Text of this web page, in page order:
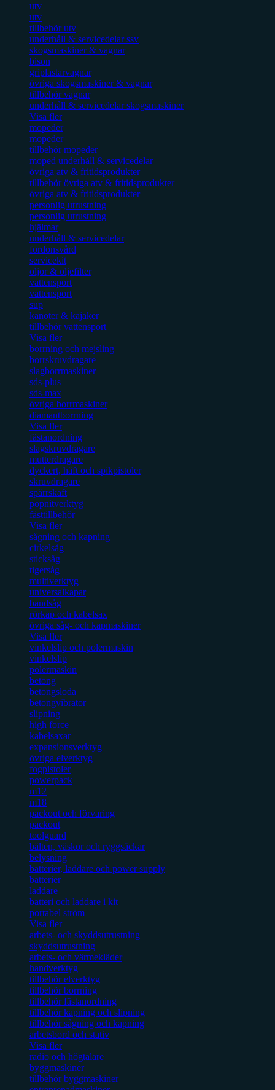
utv
utv
tillbehör utv
underhåll & servicedelar ssv
skogsmaskiner & vagnar
bison
griplastarvagnar
övriga skogsmaskiner & vagnar
tillbehör vagnar
underhåll & servicedelar skogsmaskiner
Visa fler
mopeder
mopeder
tillbehör mopeder
moped underhåll & servicedelar
övriga atv & fritidsprodukter
tillbehör övriga atv & fritidsprodukter
övriga atv & fritidsprodukter
personlig utrustning
personlig utrustning
hjälmar
underhåll & servicedelar
fordonsvård
servicekit
oljor & oljefilter
vattensport
vattensport
sup
kanoter & kajaker
tillbehör vattensport
Visa fler
borrning och mejsling
borrskruvdragare
slagborrmaskiner
sds-plus
sds-max
övriga borrmaskiner
diamantborrning
Visa fler
fästanordning
slagskruvdragare
mutterdragare
dyckert, häft och spikpistoler
skruvdragare
spärrskaft
popnitverktyg
fästtillbehör
Visa fler
sågning och kapning
cirkelsåg
sticksåg
tigersåg
multiverktyg
universalkapar
bandsåg
rörkap och kabelsax
övriga såg- och kapmaskiner
Visa fler
vinkelslip och polermaskin
vinkelslip
polermaskin
betong
betongsloda
betongvibrator
slipning
high force
kabelsaxar
expansionsverktyg
övriga elverktyg
fogpistoler
powerpack
m12
m18
packout och förvaring
packout
toolguard
bälten, väskor och ryggsäckar
belysning
batterier, laddare och power supply
batterier
laddare
batteri och laddare i kit
portabel ström
Visa fler
arbets- och skyddsutrustning
skyddsutrustning
arbets- och värmekläder
handverktyg
tillbehör elverktyg
tillbehör borrning
tillbehör fästanordning
tillbehör kapning och slipning
tillbehör sågning och kapning
arbetsbord och stativ
Visa fler
radio och högtalare
byggmaskiner
tillbehör byggmaskiner